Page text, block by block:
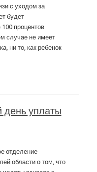
с уходом за
будет
процентов
случае не имеет
ни то, как ребенок
день уплаты
отделение
области о том, что